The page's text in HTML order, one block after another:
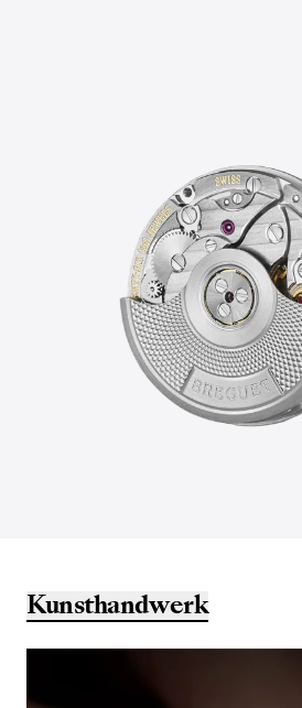
Kunsthandwerk